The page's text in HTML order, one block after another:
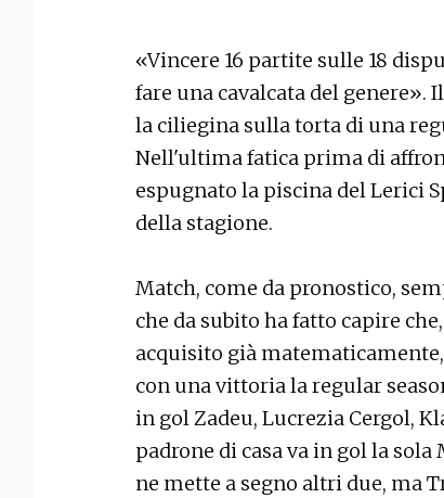
«Vincere 16 partite sulle 18
fare una cavalcata del
la ciliegina sulla torta di una
Nell'ultima fatica prima di
espugnato la piscina del Lerici
della stagione.
Match, come da pronostico,
che da subito ha fatto capire
acquisito già
con una vittoria la regular
in gol Zadeu, Lucrezia Cergol,
padrone di casa va in gol la
ne mette a segno altri due, ma